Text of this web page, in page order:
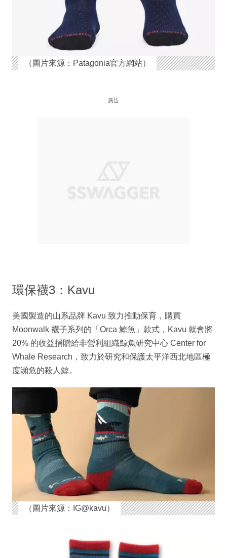
（圖片來源：Patagonia官方網站）
廣告
環保襪3：Kavu
美國製造的山系品牌 Kavu 致力推動保育，購買
Moonwalk 襪子系列的「Orca 鯨魚」款式，Kavu 就會將
20% 的收益捐贈給非營利組織鯨魚研究中心 Center for
Whale Research，致力於研究和保護太平洋西北地區極
度瀕危的殺人鯨。
（圖片來源：IG@kavu）